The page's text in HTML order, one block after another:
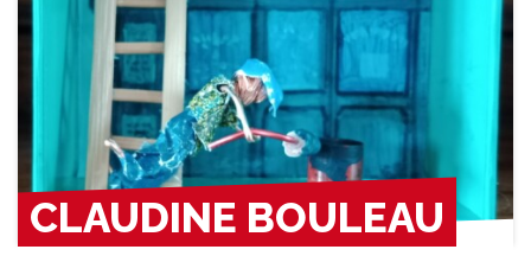
CLAUDINE BOULEAU